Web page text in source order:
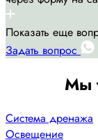
Показать еще
Задать вопрос
Мы
Система дренажа
Освещение